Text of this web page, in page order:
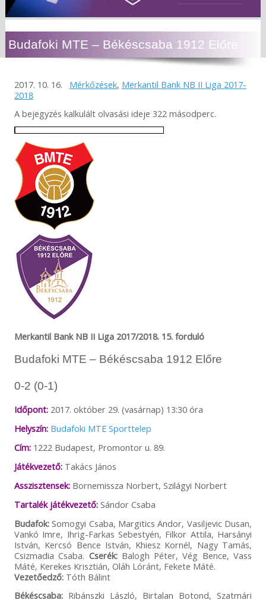
Budafoki MTE – Békéscsaba 1912 Előre
2017. 10. 16. Mérkőzések, Merkantil Bank NB II Liga 2017-
2018
A bejegyzés kalkulált olvasási ideje 322 másodperc.
Merkantil Bank NB II Liga 2017/2018. 15. forduló
Budafoki MTE – Békéscsaba 1912 Előre
0-2 (0-1)
Időpont:2017. október 29. (vasárnap) 13:30 óra
Helyszín: Budafoki MTE Sporttelep
Cím: 1222 Budapest, Promontor u. 89.
Játékvezető:Takács János
Asszisztensek:Bornemissza Norbert, Szilágyi Norbert
Tartalék játékvezető:Sándor Csaba
Budafok:Somogyi Csaba, Margitics Andor, Vasiljevic Dusan,
Vankó Imre, Ihrig-Farkas Sebestyén, Filkor Attila, Harsányi
István, Kercsó Bence István, Khiesz Kornél, Nagy Tamás,
Csizmadia Csaba. Cserék:Balogh Péter, Vég Bence, Vass
Máté, Kerekes Krisztián, Oláh Lóránt, Fekete Máté.
Vezetőedző:Tóth Bálint
Békéscsaba:Ribánszki László, Birtalan Botond, Szatmári